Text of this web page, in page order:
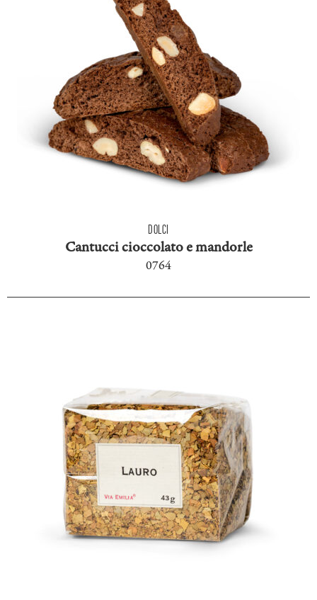
DOLCI
Cantucci cioccolato e mandorle
0764